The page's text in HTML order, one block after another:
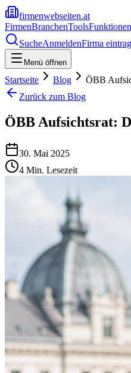
firmenwebseiten.at
FirmenBranchenToolsFunktionen
SucheAnmeldenFirma
Menü öffnen
Startseite Blog
ÖBB
Zurück zum Blog
ÖBB Aufsichtsrat:
30. Mai 2025
4 Min. Lesezeit